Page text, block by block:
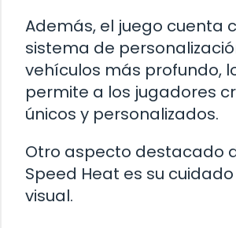
Además, el juego cuenta
sistema de
vehículos más profundo,
permite a los jugadores
únicos y personalizados.
Otro aspecto destacado
Speed Heat es su
visual.